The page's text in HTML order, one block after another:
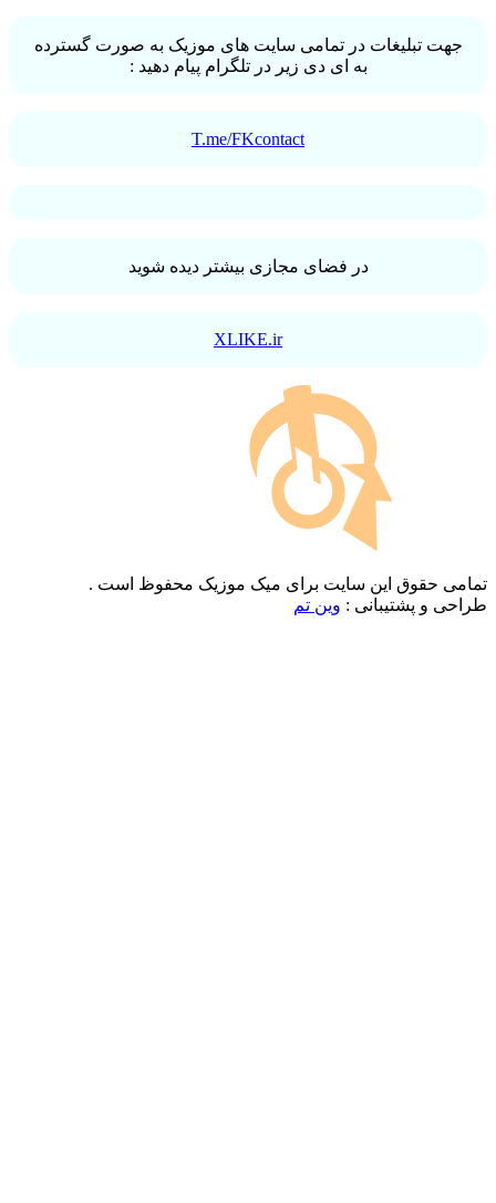
در تمامی سایت های موزیک به صورت گسترده
به ای دی زیر در تلگرام پیام دهید :
T.me/FKcontact
در فضای مجازی بیشتر دیده شوید
XLIKE.ir
این سایت برای میک موزیک محفوظ است .
پشتیبانی :وین تم